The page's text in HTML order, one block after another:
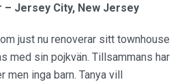
– Jersey City, New Jersey
just nu renoverar sitt townhouse
med sin pojkvän. Tillsammans har
men inga barn. Tanya vill